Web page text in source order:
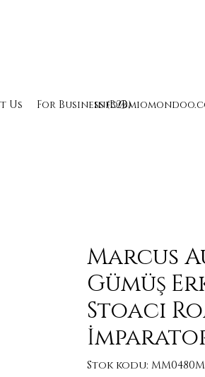
Us For Business (B2B)
Marcus
Gümüş
Stoacı
Stok kodu: MM0480M